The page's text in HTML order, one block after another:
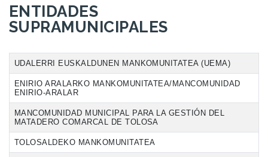
ENTIDADES
SUPRAMUNICIPALES
UDALERRI EUSKALDUNEN MANKOMUNITATEA (UEMA)
ENIRIO ARALARKO MANKOMUNITATEA/MANCOMUNIDAD
ENIRIO-ARALAR
MANCOMUNIDAD MUNICIPAL PARA LA GESTIÓN DEL
MATADERO COMARCAL DE TOLOSA
TOLOSALDEKO MANKOMUNITATEA